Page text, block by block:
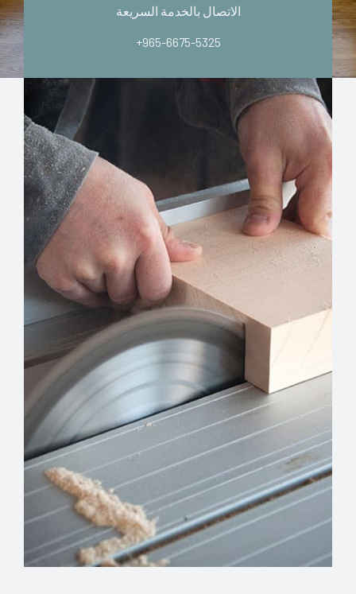
الاتصال بالخدمة السريعة
+965-6675-5325